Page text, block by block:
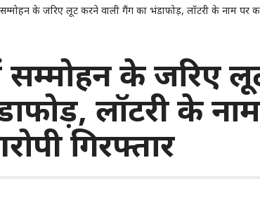
के जरिए लूट करने वाली गैंग का भंडाफोड़, लॉटरी के नाम पर
के जरिए
लॉटरी के
गिरफ्तार